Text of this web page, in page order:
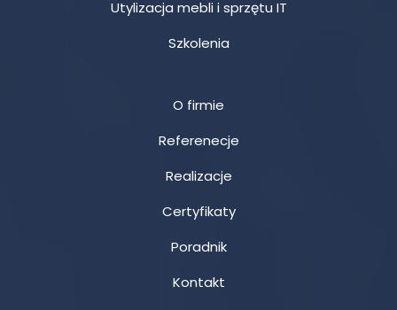
Utylizacja mebli i sprzętu IT
Szkolenia
O firmie
Referenecje
Realizacje
Certyfikaty
Poradnik
Kontakt